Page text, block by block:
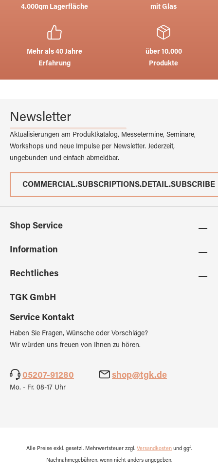
4.000qm Lagerfläche
mit Glas
Mehr als 40 Jahre
Erfahrung
über 10.000
Produkte
Newsletter
Aktualisierungen am Produktkatalog, Messetermine, Seminare,
Workshops und neue Impulse per Newsletter. Jederzeit,
ungebunden und einfach abmeldbar.
COMMERCIAL.SUBSCRIPTIONS.DETAIL.SUBSCRIBE
Shop Service
Information
Rechtliches
TGK GmbH
Service Kontakt
Haben Sie Fragen, Wünsche oder Vorschläge?
Wir würden uns freuen von Ihnen zu hören.
05207-91280 shop@tgk.de
Mo. - Fr. 08-17 Uhr
Alle Preise exkl. gesetzl. Mehrwertsteuer zzgl. Versandkosten und ggf.
Nachnahmegebühren, wenn nicht anders angegeben.